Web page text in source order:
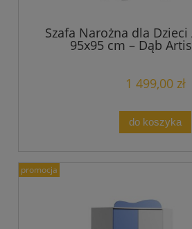
Szafa Narożna dla Dzieci
95x95 cm – Dąb
1 499,00 zł
do koszyka
promocja